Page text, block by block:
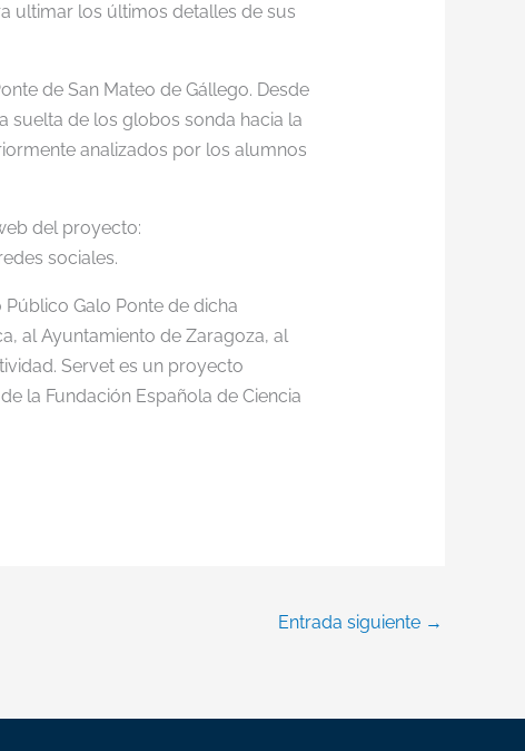
ultimar los últimos detalles de sus
de San Mateo de Gállego. Desde
suelta de los globos sonda hacia la
analizados por los alumnos
del proyecto:
sociales.
Galo Ponte de dicha
al Ayuntamiento de Zaragoza, al
Servet es un proyecto
la Fundación Española de Ciencia
Entrada siguiente →